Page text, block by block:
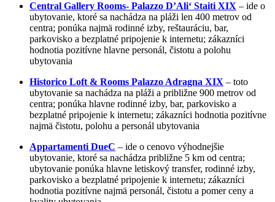
Central Gallery Rooms- Palazzo D’Ali‘ Staiti XIX – ide o
ubytovanie, ktoré sa nachádza na pláži len 400 metrov od
centra; ponúka najmä rodinné izby, reštauráciu, bar,
parkovisko a bezplatné pripojenie k internetu; zákazníci
hodnotia pozitívne hlavne personál, čistotu a polohu
ubytovania
Historico Loft & Rooms Palazzo Adragna XIX – toto
ubytovanie sa nachádza na pláži a približne 900 metrov od
centra; ponúka hlavne rodinné izby, bar, parkovisko a
bezplatné pripojenie k internetu; zákazníci hodnotia pozitívne
najmä čistotu, polohu a personál ubytovania
Appartamenti DueC – ide o cenovo výhodnejšie
ubytovanie, ktoré sa nachádza približne 5 km od centra;
ubytovanie ponúka hlavne letiskový transfer, rodinné izby,
parkovisko a bezplatné pripojenie k internetu; zákazníci
hodnotia pozitívne najmä personál, čistotu a pomer ceny a